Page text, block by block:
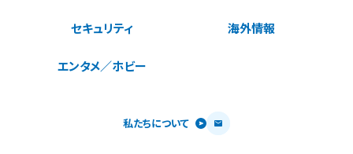
セキュリティ 海外情報
エンタメ／ホビー
私たちについて